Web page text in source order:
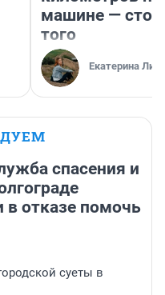
машине —
того
Екатерина
спасения и
в отказе помочь
суеты в